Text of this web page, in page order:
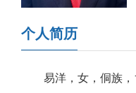
个人简历
易洋，女，侗族